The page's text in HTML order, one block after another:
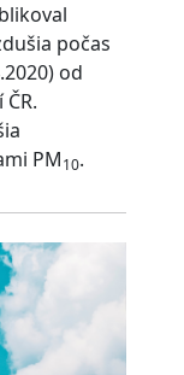
počas
od
PM10.